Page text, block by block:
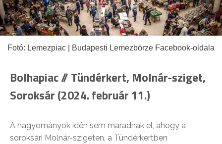
Fotó: Lemezpiac | Budapesti Lemezbörze Facebook-oldala
Bolhapiac // Tündérkert, Molnár-sziget,
Soroksár (2024. február 11.)
A hagyományok idén sem maradnak el, ahogy a
soroksári Molnár-szigeten, a Tündérkertben